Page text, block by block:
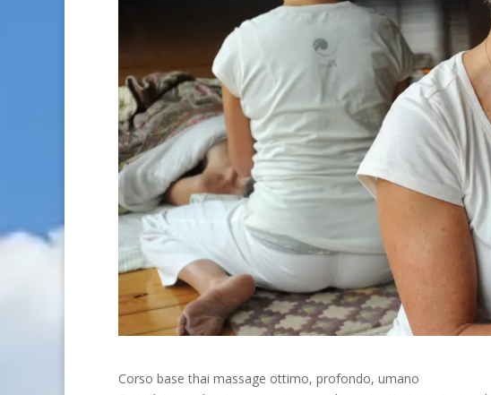
Corso base thai massage ottimo, profondo, umano